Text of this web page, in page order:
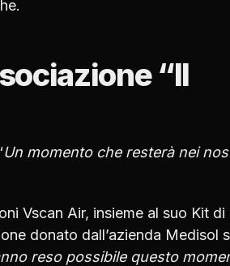
“Il
Un momento che resterà nei
Vscan Air, insieme al suo Kit di
donato dall’azienda Medisol
reso possibile questo